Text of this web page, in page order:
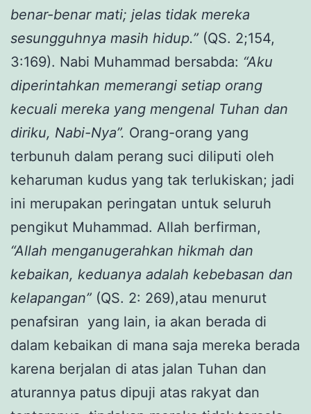
benar-benar mati; jelas tidak mereka
sesungguhnya masih hidup.” (QS. 2;154,
3:169). Nabi Muhammad bersabda: “Aku
diperintahkan memerangi setiap orang
kecuali mereka yang mengenal Tuhan dan
diriku, Nabi-Nya”. Orang-orang yang
terbunuh dalam perang suci diliputi oleh
keharuman kudus yang tak terlukiskan; jadi
ini merupakan peringatan untuk seluruh
pengikut Muhammad. Allah berfirman,
“Allah menganugerahkan hikmah dan
kebaikan, keduanya adalah kebebasan dan
kelapangan” (QS. 2: 269),atau menurut
penafsiran yang lain, ia akan berada di
dalam kebaikan di mana saja mereka berada
karena berjalan di atas jalan Tuhan dan
aturannya patus dipuji atas rakyat dan